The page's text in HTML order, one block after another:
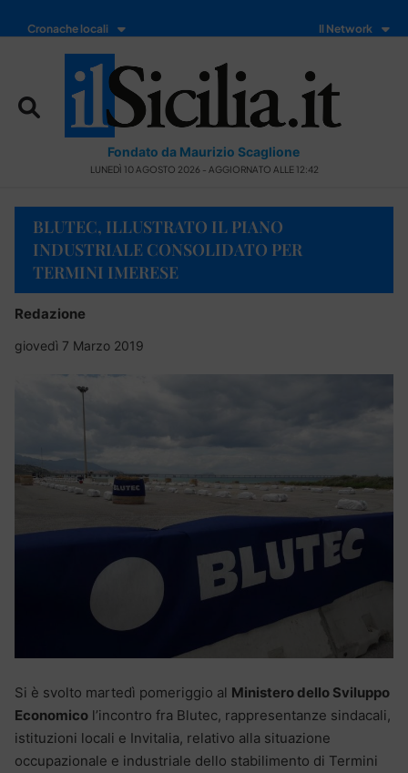
Cronache locali Il Network
Fondato da Maurizio Scaglione
LUNEDÌ 10 AGOSTO 2026 - AGGIORNATO ALLE 12:42
BLUTEC, ILLUSTRATO IL PIANO
INDUSTRIALE CONSOLIDATO PER
TERMINI IMERESE
Redazione
giovedì 7 Marzo 2019
Si è svolto martedì pomeriggio al Ministero dello Sviluppo
Economico l’incontro fra Blutec, rappresentanze sindacali,
istituzioni locali e Invitalia, relativo alla situazione
occupazionale e industriale dello stabilimento di Termini